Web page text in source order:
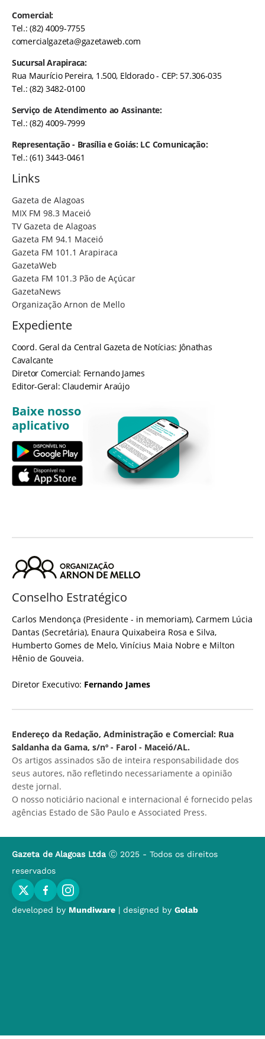
Comercial:
Tel.: (82) 4009-7755
comercialgazeta@gazetaweb.com
Sucursal Arapiraca:
Rua Maurício Pereira, 1.500, Eldorado - CEP: 57.306-035
Tel.: (82) 3482-0100
Serviço de Atendimento ao Assinante:
Tel.: (82) 4009-7999
Representação - Brasília e Goiás: LC Comunicação:
Tel.: (61) 3443-0461
Links
Gazeta de Alagoas
MIX FM 98.3 Maceió
TV Gazeta de Alagoas
Gazeta FM 94.1 Maceió
Gazeta FM 101.1 Arapiraca
GazetaWeb
Gazeta FM 101.3 Pão de Açúcar
GazetaNews
Organização Arnon de Mello
Expediente
Coord. Geral da Central Gazeta de Notícias: Jônathas
Cavalcante
Diretor Comercial: Fernando James
Editor-Geral: Claudemir Araújo
Baixe nosso
aplicativo
Conselho Estratégico
Carlos Mendonça (Presidente - in memoriam), Carmem Lúcia
Dantas (Secretária), Enaura Quixabeira Rosa e Silva,
Humberto Gomes de Melo, Vinícius Maia Nobre e Milton
Hênio de Gouveia.
Diretor Executivo: Fernando James
Endereço da Redação, Administração e Comercial: Rua
Saldanha da Gama, s/nº - Farol - Maceió/AL.
Os artigos assinados são de inteira responsabilidade dos
seus autores, não refletindo necessariamente a opinião
deste jornal.
O nosso noticiário nacional e internacional é fornecido pelas
agências Estado de São Paulo e Associated Press.
Gazeta de Alagoas Ltda Ⓒ 2025 - Todos os direitos
reservados
developed by Mundiware | designed by Golab